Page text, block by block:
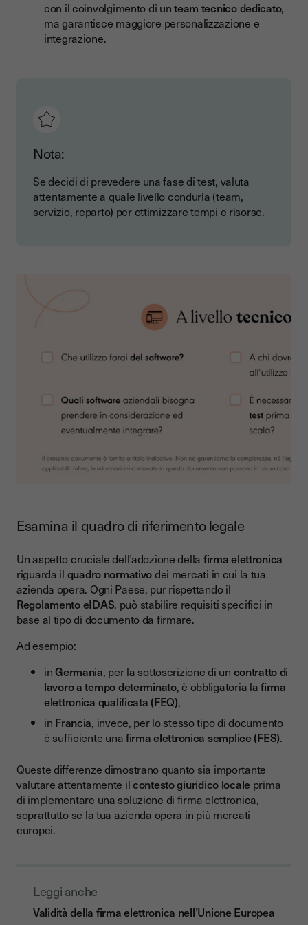
con il coinvolgimento di unteam tecnico dedicato,
ma garantisce maggiore personalizzazione e
integrazione.
Nota:
Se decidi di prevedere una fase di test, valuta
attentamente a quale livello condurla (team,
servizio, reparto) per ottimizzare tempi e risorse.
Esamina il quadro di riferimento legale
Un aspetto cruciale dell’adozione della firma elettronica
riguarda il quadro normativodei mercati in cui la tua
azienda opera. Ogni Paese, pur rispettando il
Regolamento eIDAS, può stabilire requisiti specifici in
base al tipo di documento da firmare.
Ad esempio:
inGermania, per la sottoscrizione di un contratto di
lavoro a tempo determinato, è obbligatoria lafirma
elettronica qualificata (FEQ),
in Francia, invece, per lo stesso tipo di documento
è sufficiente unafirma elettronica semplice (FES).
Queste differenze dimostrano quanto sia importante
valutare attentamente ilcontesto giuridico locale prima
di implementare una soluzione di firma elettronica,
soprattutto se la tua azienda opera in più mercati
europei.
Leggi anche
Validità della firma elettronica nell’Unione Europea